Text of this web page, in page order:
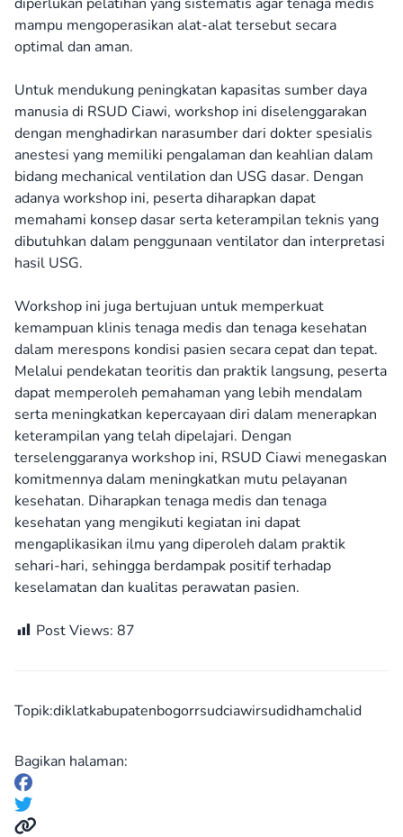
mampu mengoperasikan alat-alat tersebut secara
optimal dan aman.
Untuk mendukung peningkatan kapasitas sumber daya
manusia di RSUD Ciawi, workshop ini diselenggarakan
dengan menghadirkan narasumber dari dokter spesialis
anestesi yang memiliki pengalaman dan keahlian dalam
bidang mechanical ventilation dan USG dasar. Dengan
adanya workshop ini, peserta diharapkan dapat
memahami konsep dasar serta keterampilan teknis yang
dibutuhkan dalam penggunaan ventilator dan interpretasi
hasil USG.
Workshop ini juga bertujuan untuk memperkuat
kemampuan klinis tenaga medis dan tenaga kesehatan
dalam merespons kondisi pasien secara cepat dan tepat.
Melalui pendekatan teoritis dan praktik langsung, peserta
dapat memperoleh pemahaman yang lebih mendalam
serta meningkatkan kepercayaan diri dalam menerapkan
keterampilan yang telah dipelajari. Dengan
terselenggaranya workshop ini, RSUD Ciawi menegaskan
komitmennya dalam meningkatkan mutu pelayanan
kesehatan. Diharapkan tenaga medis dan tenaga
kesehatan yang mengikuti kegiatan ini dapat
mengaplikasikan ilmu yang diperoleh dalam praktik
sehari-hari, sehingga berdampak positif terhadap
keselamatan dan kualitas perawatan pasien.
Post Views: 87
Topik:diklatkabupatenbogorrsudciawirsudidhamchalid
Bagikan halaman: